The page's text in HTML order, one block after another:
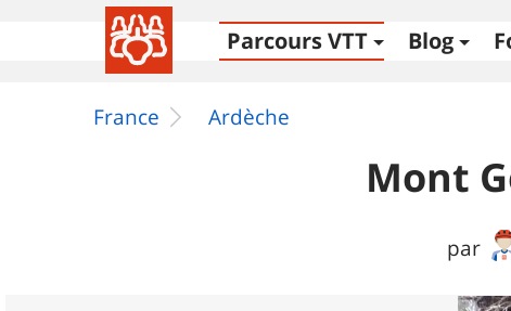
Parcours VTT Blog
France Ardèche
Mont
par